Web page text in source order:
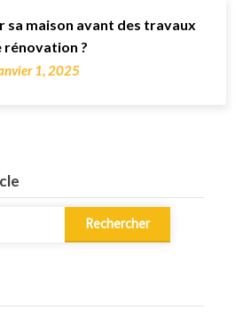
sa maison avant des travaux
rénovation ?
1, 2025